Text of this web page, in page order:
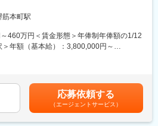
の分析により、海外では治験完了までに期
した例もあります。新しい治療法を待っ
な働き方を導入しています。
コアタイムを設けないフレックスタイム制
ァーマラインのオフィス内にあるコールセ
勤業務です。
いただきます。
は：
bis_mcp_mcd_esnavi.php
禁煙
筋本町駅
460万円＜賃金形態＞年俸制年俸額の1/12
年額（基本給）：3,800,000円～
有＜給与補足＞■月々年俸の12分の1を支給
力評価、業績評価）■予定年収はみなし残
役職手当、職務手当※経験やご経歴を考慮
ます。賃金はあくまでも目安の金額であ
応募依頼する
（エージェントサービス）